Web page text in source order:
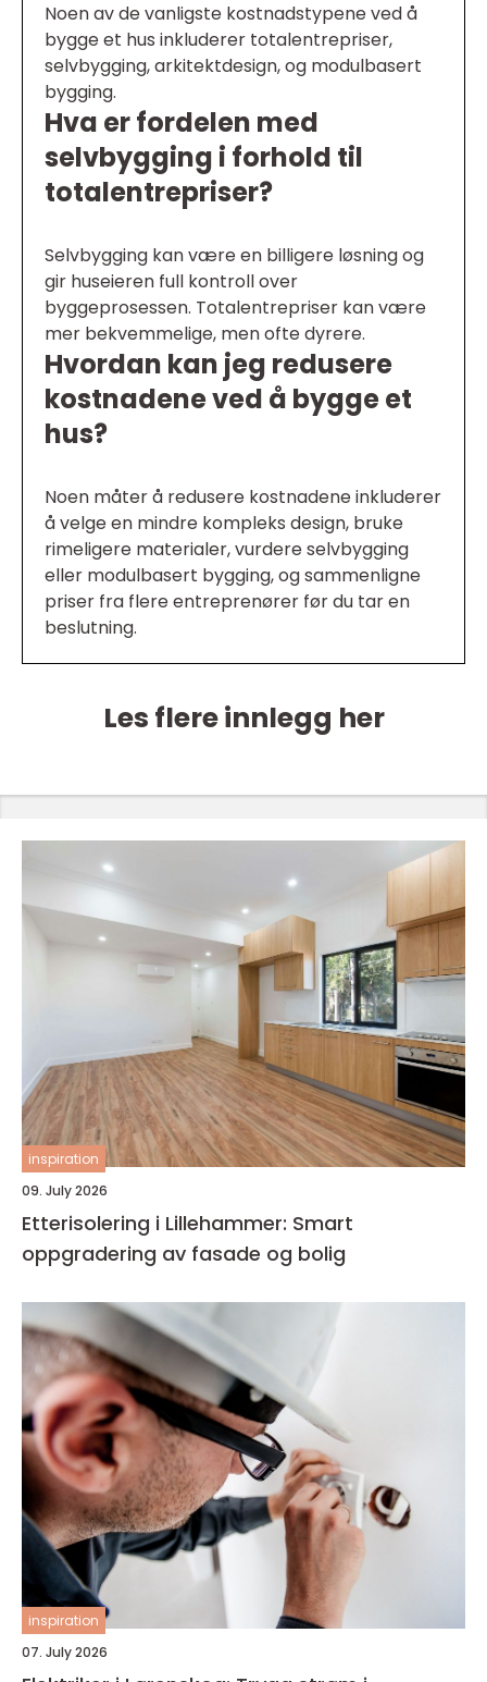
Noen av de vanligste kostnadstypene ved å
bygge et hus inkluderer totalentrepriser,
selvbygging, arkitektdesign, og modulbasert
bygging.
Hva er fordelen med
selvbygging i forhold til
totalentrepriser?
Selvbygging kan være en billigere løsning og
gir huseieren full kontroll over
byggeprosessen. Totalentrepriser kan være
mer bekvemmelige, men ofte dyrere.
Hvordan kan jeg redusere
kostnadene ved å bygge et
hus?
Noen måter å redusere kostnadene inkluderer
å velge en mindre kompleks design, bruke
rimeligere materialer, vurdere selvbygging
eller modulbasert bygging, og sammenligne
priser fra flere entreprenører før du tar en
beslutning.
Les flere innlegg her
inspiration
09. July 2026
Etterisolering i Lillehammer: Smart
oppgradering av fasade og bolig
inspiration
07. July 2026